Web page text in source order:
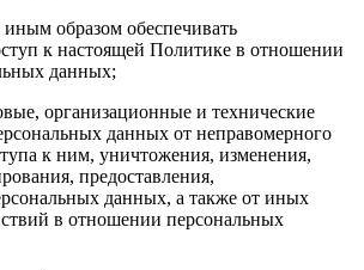
образом обеспечивать
к настоящей Политике в отношении
данных;
организационные и технические
данных от неправомерного
к ним, уничтожения, изменения,
предоставления,
данных, а также от иных
в отношении персональных